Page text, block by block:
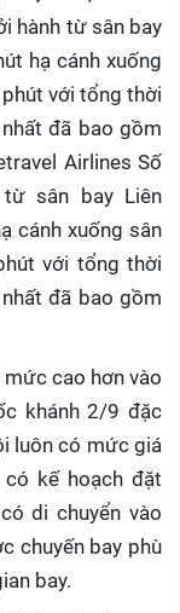
hành từ sân bay
hạ cánh xuống
với tổng thời
đã bao gồm
Airlines Số
từ sân bay Liên
cánh xuống sân
với tổng thời
đã bao gồm
cao hơn vào
khánh 2/9 đặc
luôn có mức giá
có kế hoạch đặt
di chuyển vào
chuyến bay phù
bay.